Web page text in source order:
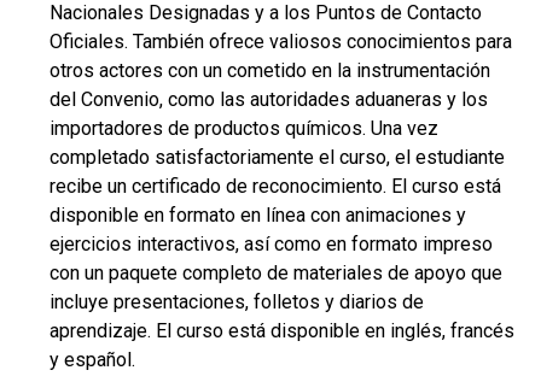
Nacionales Designadas y a los Puntos de Contacto
Oficiales. También ofrece valiosos conocimientos para
otros actores con un cometido en la instrumentación
del Convenio, como las autoridades aduaneras y los
importadores de productos químicos. Una vez
completado satisfactoriamente el curso, el estudiante
recibe un certificado de reconocimiento. El curso está
disponible en formato en línea con animaciones y
ejercicios interactivos, así como en formato impreso
con un paquete completo de materiales de apoyo que
incluye presentaciones, folletos y diarios de
aprendizaje. El curso está disponible en inglés, francés
y español.